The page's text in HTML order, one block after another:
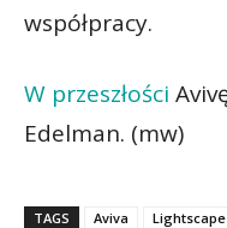
współpracy.
W przeszłości
Edelman. (mw)
TAGS Aviva Lightscape